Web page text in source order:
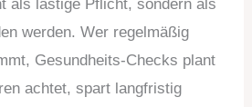
als lästige Pflicht, sondern als
werden. Wer regelmäßig
Gesundheits-Checks plant
achtet, spart langfristig